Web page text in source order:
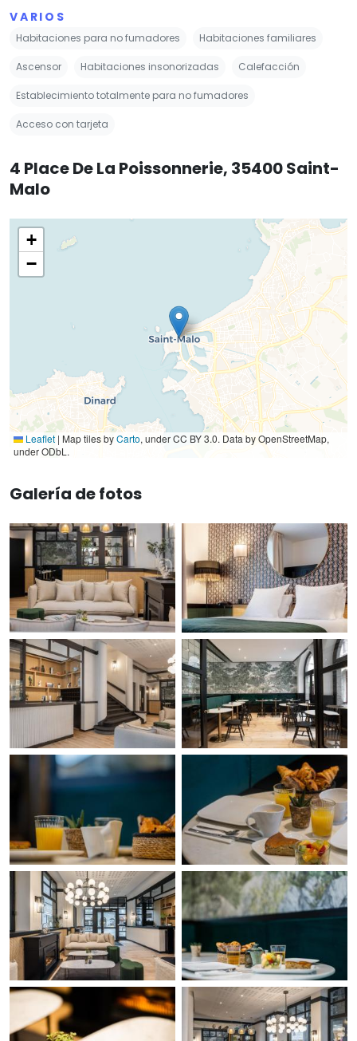
VARIOS
Habitaciones para no fumadores Habitaciones familiares
Ascensor Habitaciones insonorizadas Calefacción
Establecimiento totalmente para no fumadores
Acceso con tarjeta
4 Place De La Poissonnerie, 35400 Saint-
Malo
+
−
Leaflet | Map tiles byCarto, under CC BY 3.0. Data by OpenStreetMap,
under ODbL.
Galería de fotos